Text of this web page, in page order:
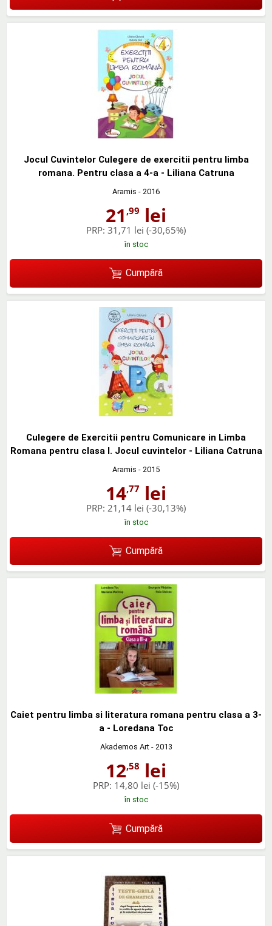
Jocul Cuvintelor Culegere de exercitii pentru limba
romana. Pentru clasa a 4-a - Liliana Catruna
Aramis - 2016
21 ,99 lei
PRP: 31,71 lei (-30,65%)
în stoc
Cumpără
Culegere de Exercitii pentru Comunicare in Limba
Romana pentru clasa I. Jocul cuvintelor - Liliana Catruna
Aramis - 2015
14,77 lei
PRP: 21,14 lei (-30,13%)
în stoc
Cumpără
Caiet pentru limba si literatura romana pentru clasa a 3-
a - Loredana Toc
Akademos Art- 2013
12,58 lei
PRP: 14,80 lei (-15%)
în stoc
Cumpără